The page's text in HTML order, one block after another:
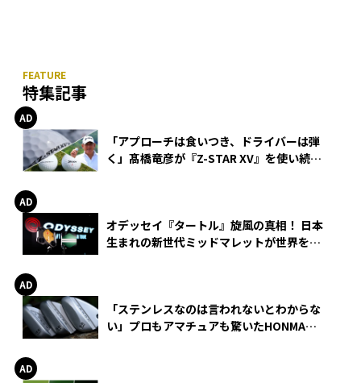
特集記事
「アプローチは食いつき、ドライバーは弾
く」髙橋竜彦が『Z-STAR XV』を使い続け
オデッセイ『タートル』旋風の真相！ 日本
生まれの新世代ミッドマレットが世界を席
「ステンレスなのは言われないとわからな
い」プロもアマチュアも驚いたHONMA